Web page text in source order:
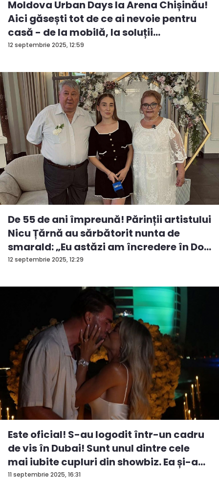
12 septembrie 2025, 12:59
Moldova Urban Days la Arena Chișinău!
Aici găsești tot de ce ai nevoie pentru
casă - de la mobilă, la soluții
ingenioas...
12 septembrie 2025, 12:29
De 55 de ani împreună! Părinții artistului
Nicu Țărnă au sărbătorit nunta de
smarald: „Eu astăzi am încredere în Do...
11 septembrie 2025, 16:31
Este oficial! S-au logodit într-un cadru
de vis în Dubai! Sunt unul dintre cele
mai iubite cupluri din showbiz. Ea și-a
e...